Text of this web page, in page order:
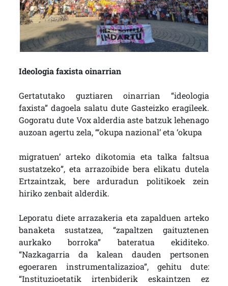
Ideologia faxista oinarrian
Gertatutako guztiaren oinarrian “ideologia
faxista” dagoela salatu dute Gasteizko eragileek.
Gogoratu dute Vox alderdia aste batzuk lehenago
auzoan agertu zela, “‘okupa nazional’ eta ‘okupa
migratuen’ arteko dikotomia eta talka faltsua
sustatzeko”, eta arrazoibide bera elikatu dutela
Ertzaintzak, bere arduradun politikoek zein
hiriko zenbait alderdik.
Leporatu diete arrazakeria eta zapalduen arteko
banaketa sustatzea, “zapaltzen gaituztenen
aurkako borroka” bateratua ekiditeko.
“Nazkagarria da kalean dauden pertsonen
egoeraren instrumentalizazioa”, gehitu dute:
“Instituzioetatik irtenbiderik eskaintzen ez